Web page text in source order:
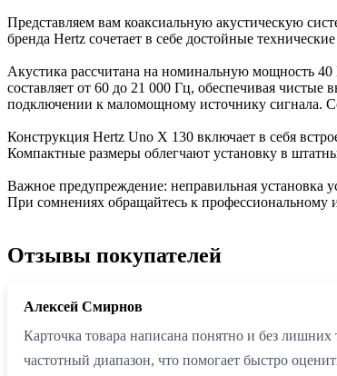
Представляем вам коаксиальную акустическую
бренда Hertz сочетает в себе достойные
Акустика рассчитана на номинальную мощность
составляет от 60 до 21 000 Гц, обеспечивая
подключении к маломощному источнику сигнала.
Конструкция Hertz Uno X 130 включает в себя
Компактные размеры облегчают установку в
Важное предупреждение: неправильная установка
При сомнениях обращайтесь к профессиональному
Отзывы покупателей
Алексей Смирнов
Карточка товара написана понятно и без
частотный диапазон, что помогает быстро